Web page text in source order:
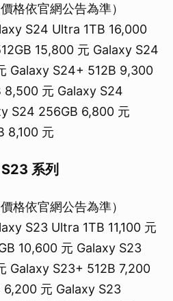
格依官網公告為準）
S24 Ultra 1TB 16,000
15,800 元 Galaxy S24
Galaxy S24+ 512B 9,300
元 Galaxy S24
S24 256GB 6,800 元
8,100 元
系列
格依官網公告為準）
S23 Ultra 1TB 11,100 元
10,600 元 Galaxy S23
Galaxy S23+ 512B 7,200
元 Galaxy S23